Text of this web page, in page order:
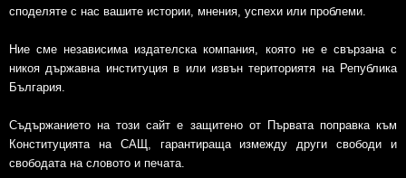
споделяте с нас вашите истории, мнения, успехи или проблеми.
Ние сме независима издателска компания, която не е свързана с
никоя държавна институция в или извън териториятя на Република
България.
Съдържанието на този сайт е защитено от Първата поправка към
Конституцията на САЩ, гарантираща измежду други свободи и
свободата на словото и печата.